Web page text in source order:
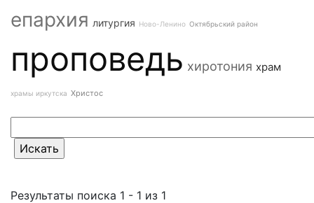
епархия литургия Ново-Ленино Октябрьский район
проповедь хиротония храм
храмы иркутска Христос
Результаты поиска 1 - 1 из 1